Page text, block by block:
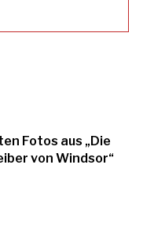
Fotos aus „Die
von Windsor“